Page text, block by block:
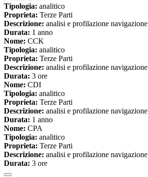
Tipologia: analitico
Proprieta: Terze Parti
Descrizione: analisi e profilazione
Durata: 1 anno
Nome: CCK
Tipologia: analitico
Proprieta: Terze Parti
Descrizione: analisi e profilazione
Durata: 3 ore
Nome: CDI
Tipologia: analitico
Proprieta: Terze Parti
Descrizione: analisi e profilazione
Durata: 1 anno
Nome: CPA
Tipologia: analitico
Proprieta: Terze Parti
Descrizione: analisi e profilazione
Durata: 3 ore